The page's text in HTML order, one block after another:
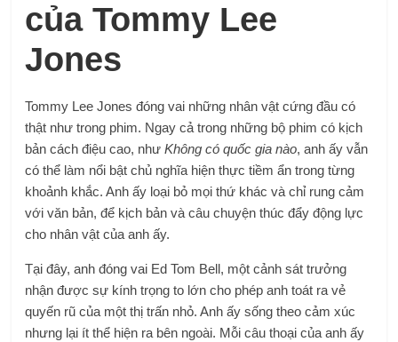
của Tommy Lee
Jones
Tommy Lee Jones đóng vai những nhân vật cứng đầu có
thật như trong phim. Ngay cả trong những bộ phim có kịch
bản cách điệu cao, nhưKhông có quốc gia nào, anh ấy vẫn
có thể làm nổi bật chủ nghĩa hiện thực tiềm ẩn trong từng
khoảnh khắc. Anh ấy loại bỏ mọi thứ khác và chỉ rung cảm
với văn bản, để kịch bản và câu chuyện thúc đẩy động lực
cho nhân vật của anh ấy.
Tại đây, anh đóng vai Ed Tom Bell, một cảnh sát trưởng
nhận được sự kính trọng to lớn cho phép anh toát ra vẻ
quyến rũ của một thị trấn nhỏ. Anh ấy sống theo cảm xúc
nhưng lại ít thể hiện ra bên ngoài. Mỗi câu thoại của anh ấy